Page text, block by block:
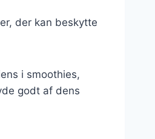
der kan beskytte
i smoothies,
godt af dens